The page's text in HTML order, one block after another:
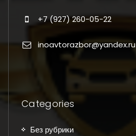
+7 (927) 260-05-22
inoavtorazbor@yandex.ru
Categories
Без рубрики